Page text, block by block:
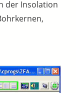
der Insolation